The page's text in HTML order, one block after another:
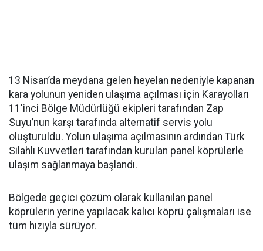
13 Nisan’da meydana gelen heyelan nedeniyle kapanan
kara yolunun yeniden ulaşıma açılması için Karayolları
11'inci Bölge Müdürlüğü ekipleri tarafından Zap
Suyu’nun karşı tarafında alternatif servis yolu
oluşturuldu. Yolun ulaşıma açılmasının ardından Türk
Silahlı Kuvvetleri tarafından kurulan panel köprülerle
ulaşım sağlanmaya başlandı.
Bölgede geçici çözüm olarak kullanılan panel
köprülerin yerine yapılacak kalıcı köprü çalışmaları ise
tüm hızıyla sürüyor.